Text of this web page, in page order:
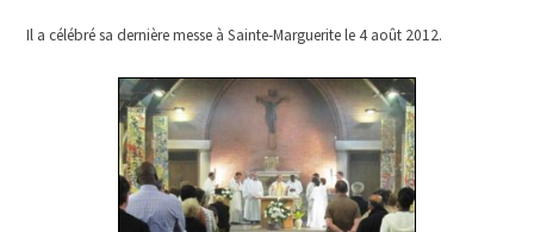
Il a célébré sa dernière messe à Sainte-Marguerite le 4 août 2012.